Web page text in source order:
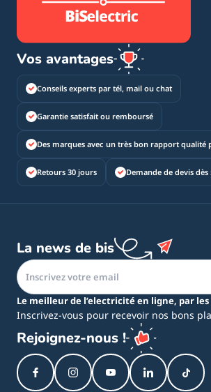
Vos avantages
Conseils experts par tél, mail ou chat
Garantie satisfait ou remboursé
Des marques avec un très bon rapport qualité
Retours 30 jours Demande de devis dès
La news de bis
Le meilleur de l’electricité en ligne, par les
Inscrivez-vous pour recevoir nos bons
Rejoignez-nous !